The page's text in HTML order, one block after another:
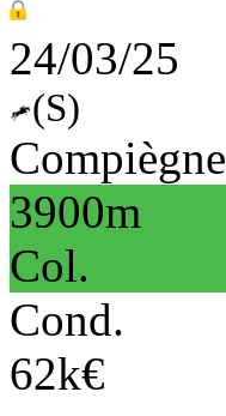
24/03/25
(S)
Compiègne
3900m
Col.
Cond.
62k€